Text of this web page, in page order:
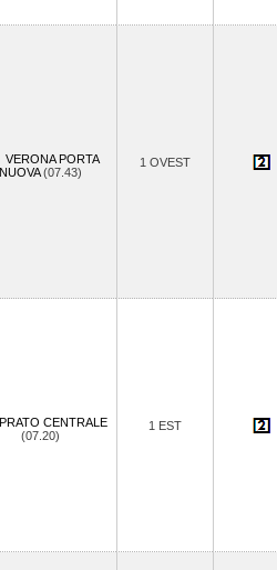
VERONA PORTA
NUOVA(07.43)
1 OVEST
PRATO CENTRALE
(07.20)
1 EST